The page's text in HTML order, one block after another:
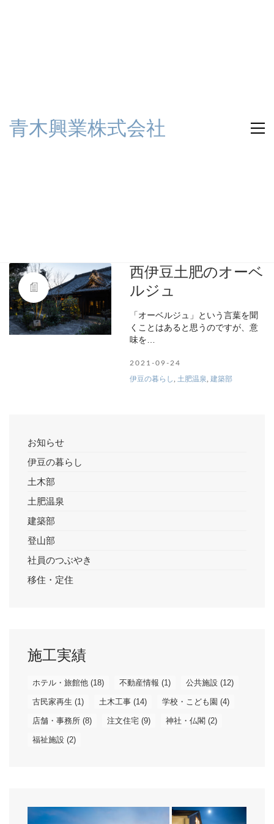
青木興業株式会社
西伊豆土肥のオーベ
ルジュ
「オーベルジュ」という言葉を聞
くことはあると思うのですが、意
味を…
2021-09-24
伊豆の暮らし,土肥温泉,建築部
お知らせ
伊豆の暮らし
土木部
土肥温泉
建築部
登山部
社員のつぶやき
移住・定住
施工実績
ホテル・旅館他 (18) 不動産情報 (1) 公共施設 (12)
古民家再生 (1) 土木工事 (14) 学校・こども園 (4)
店舗・事務所 (8) 注文住宅 (9) 神社・仏閣 (2)
福祉施設 (2)